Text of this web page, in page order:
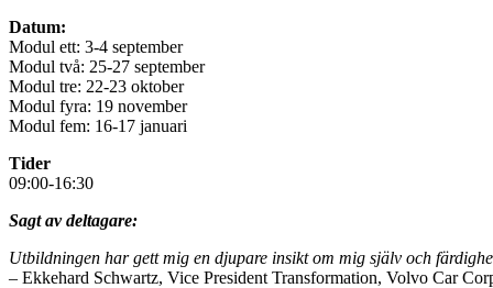
Datum:
Modul ett: 3-4 september
Modul två: 25-27 september
Modul tre: 22-23 oktober
Modul fyra: 19 november
Modul fem: 16-17 januari
Tider
09:00-16:30
Sagt av deltagare:
Utbildningen har gett mig en djupare insikt om mig själv och
– Ekkehard Schwartz, Vice President Transformation, Volvo Car